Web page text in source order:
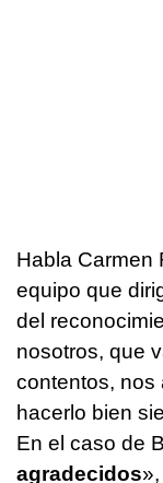
Habla Carmen
equipo que
del
nosotros, que
contentos, nos
hacerlo bien
En el caso de
agradecidos